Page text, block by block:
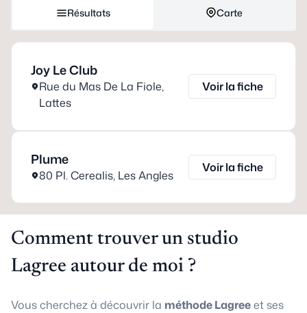
Résultats Carte
Joy Le Club
Rue du Mas De La Fiole,
Lattes
Voir la fiche
Plume
80 Pl. Cerealis, Les Angles
Voir la fiche
Comment trouver un studio
Lagree autour de moi ?
Vous cherchez à découvrir la méthode Lagreeet ses